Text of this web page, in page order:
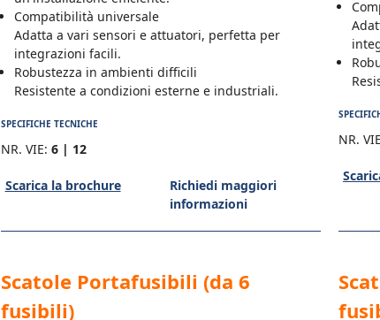
Compatibilità universale
Adatta a vari sensori e attuatori, perfetta per
integrazioni facili.
Robustezza in ambienti difficili
Resistente a condizioni esterne e industriali.
SPECIFICHE TECNICHE
NR. VIE: 6 | 12
Scarica la brochure
Richiedi maggiori
informazioni
NR.
Scatole Portafusibili (da 6
fusibili)